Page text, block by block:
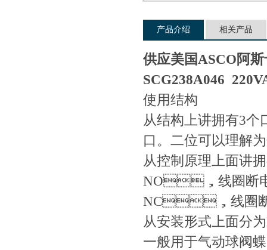
产品介绍 相关产品
供应美国ASCO阿
SCG238A046
使用结构
从结构上讲拥有3个口
口。二位可以理解
从控制原理上面讲拥
NO，线圈断
NC，线圈
从安装形式上面分
一般用于气动球阀蝶